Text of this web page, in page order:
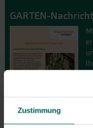
Zustimmung
GARTEN-